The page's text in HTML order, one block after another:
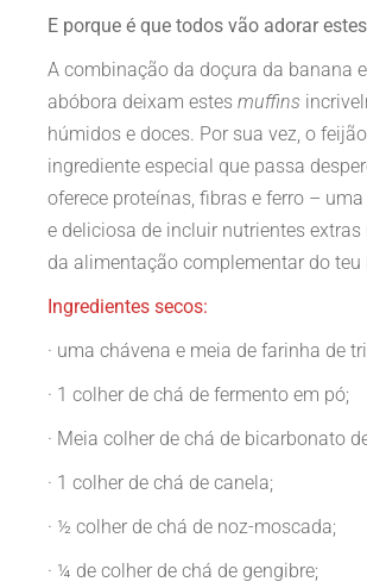
E porque é que todos vão adorar
A combinação da doçura da banana
abóbora deixam estesmuffins
húmidos e doces. Por sua vez, o
ingrediente especial que passa
oferece proteínas, fibras e ferro –
e deliciosa de incluir nutrientes
da alimentação complementar do teu
Ingredientes secos:
· uma chávena e meia de farinha de
· 1 colher de chá de fermento em pó;
· Meia colher de chá de bicarbonato
· 1 colher de chá de canela;
· ½ colher de chá de noz-moscada;
· ¼ de colher de chá de gengibre;